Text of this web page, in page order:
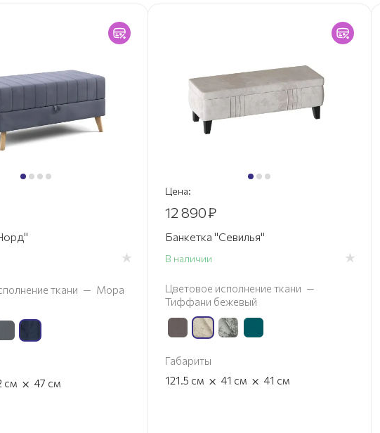
ткани — Мора
см × 47 см
Цена:
12 890₽
Банкетка "Севилья"
В наличии
Цветовое исполнение ткани —
Тиффани бежевый
Габариты
121.5 см × 41 см × 41 см